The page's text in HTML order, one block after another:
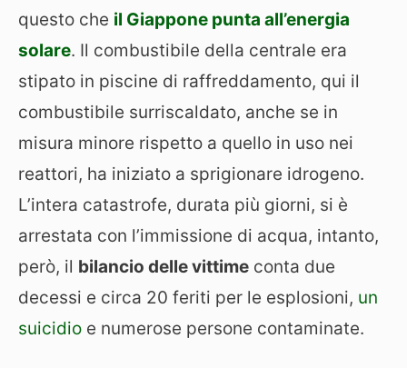
questo che il Giappone punta all’energia
solare. Il combustibile della centrale era
stipato in piscine di raffreddamento, qui il
combustibile surriscaldato, anche se in
misura minore rispetto a quello in uso nei
reattori, ha iniziato a sprigionare idrogeno.
L’intera catastrofe, durata più giorni, si è
arrestata con l’immissione di acqua, intanto,
però, il bilancio delle vittime conta due
decessi e circa 20 feriti per le esplosioni, un
suicidio e numerose persone contaminate.